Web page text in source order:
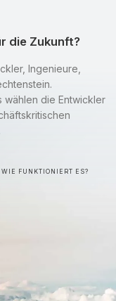
die Zukunft?
Ingenieure,
wählen die Entwickler
WIE FUNKTIONIERT ES?